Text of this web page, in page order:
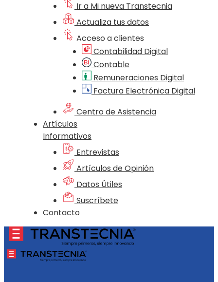
Ir a Mi nueva Transtecnia
Actualiza tus datos
Acceso a clientes
Contabilidad Digital
Contable
Remuneraciones Digital
Factura Electrónica Digital
Centro de Asistencia
Artículos
Informativos
Entrevistas
Artículos de Opinión
Datos Útiles
Suscríbete
Contacto